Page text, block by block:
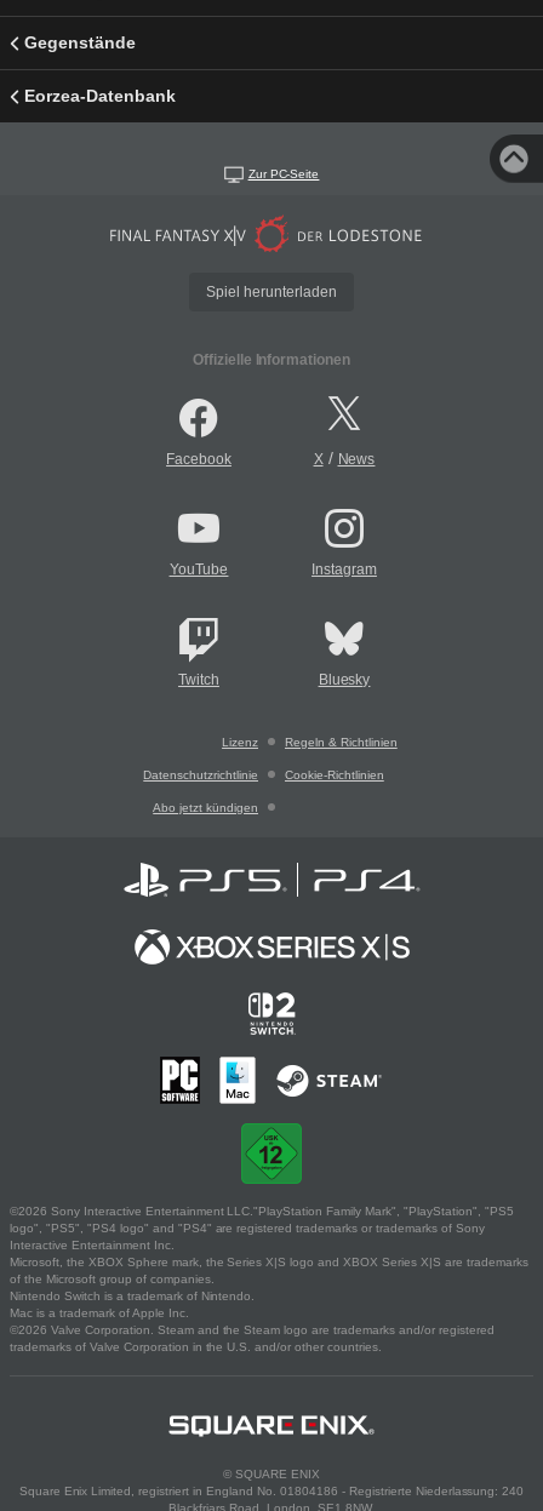
Gegenstände
Eorzea-Datenbank
Zur PC-Seite
Spiel herunterladen
Offizielle Informationen
Facebook X/ News
YouTube Instagram
Twitch Bluesky
Lizenz Regeln & Richtlinien
Datenschutzrichtlinie Cookie-Richtlinien
Abo jetzt kündigen
©2026 Sony Interactive Entertainment LLC."PlayStation Family Mark", "PlayStation", "PS5
logo", "PS5", "PS4 logo" and "PS4" are registered trademarks or trademarks of Sony
Interactive Entertainment Inc.
Microsoft, the XBOX Sphere mark, the Series X|S logo and XBOX Series X|S are trademarks
of the Microsoft group of companies.
Nintendo Switch is a trademark of Nintendo.
Mac is a trademark of Apple Inc.
©2026 Valve Corporation. Steam and the Steam logo are trademarks and/or registered
trademarks of Valve Corporation in the U.S. and/or other countries.
© SQUARE ENIX
Square Enix Limited, registriert in England No. 01804186 - Registrierte Niederlassung: 240
Blackfriars Road, London, SE1 8NW.